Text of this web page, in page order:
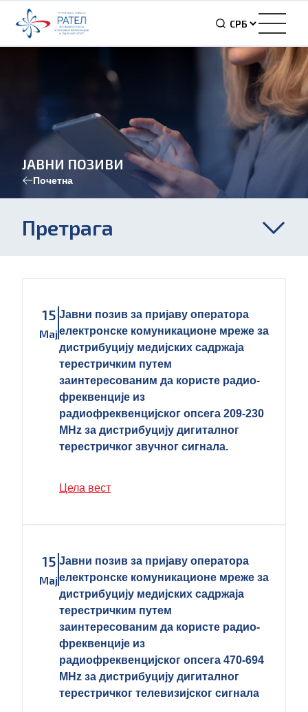
ЈАВНИ ПОЗИВИ
Почетна
Претрага
15
Мај
Јавни позив за пријаву оператора
електронске комуникационе мреже за
дистрибуцију медијских садржаја
терестричким путем
заинтересованим да користе радио-
фреквенције из
радиофреквенцијског опсега 209-230
MHz за дистрибуцију дигиталног
терестричког звучног сигнала.
Цела вест
15
Мај
Јавни позив за пријаву оператора
електронске комуникационе мреже за
дистрибуцију медијских садржаја
терестричким путем
заинтересованим да користе радио-
фреквенције из
радиофреквенцијског опсега 470-694
MHz за дистрибуцију дигиталног
терестричког телевизијског сигнала